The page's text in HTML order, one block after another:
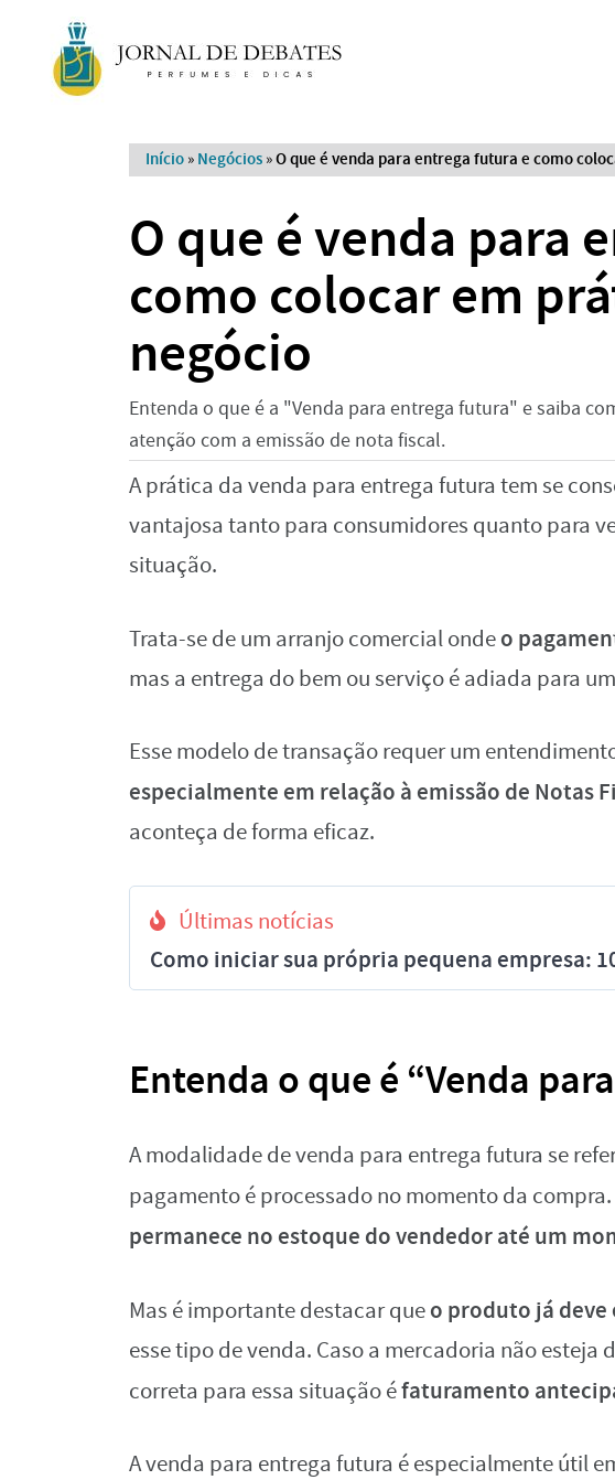
Início » Negócios »O que é venda para entrega futura e como
O que é venda para
como colocar em
negócio
Entenda o que é a "Venda para entrega futura" e saiba
atenção com a emissão de nota fiscal.
A prática da venda para entrega futura tem se
vantajosa tanto para consumidores quanto para
situação.
Trata-se de um arranjo comercial ondeo
mas a entrega do bem ou serviço é adiada para
Esse modelo de transação requer um
especialmente em relação à emissão de Notas
aconteça de forma eficaz.
Últimas notícias
Como iniciar sua própria pequena empresa:
Entenda o que é “Venda
A modalidade de venda para entrega futura se
pagamento é processado no momento da compra.
permanece no estoque do vendedor até um
Mas é importante destacar queo produto já
esse tipo de venda. Caso a mercadoria não esteja
correta para essa situação éfaturamento
A venda para entrega futura é especialmente útil